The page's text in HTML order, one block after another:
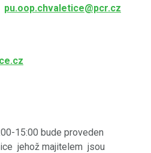
pu.oop.chvaletice@pcr.cz
15:00 bude proveden
jehož majitelem jsou